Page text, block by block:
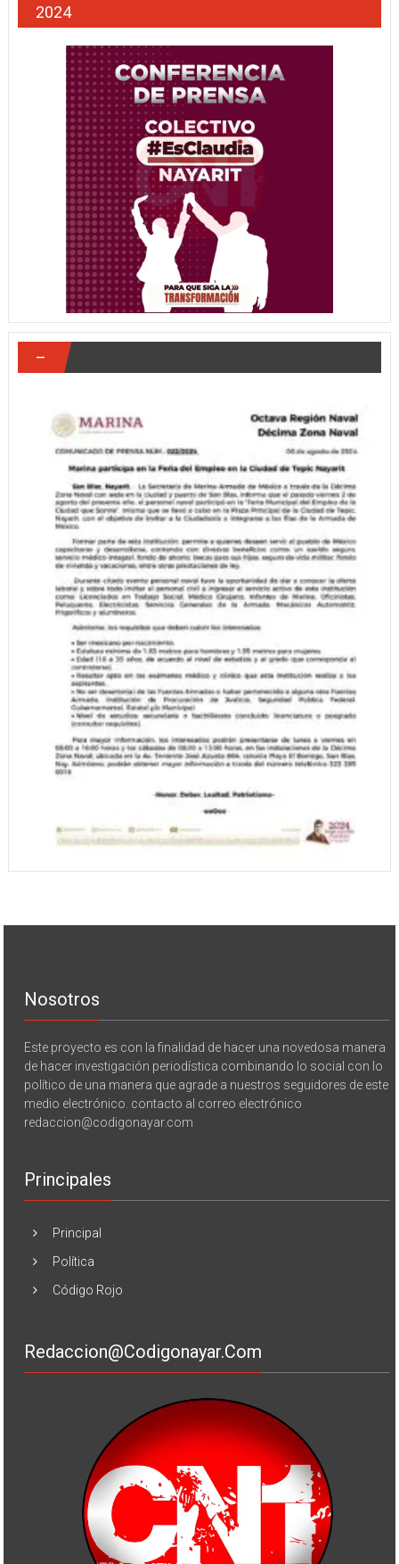
2024
–
Nosotros
Este proyecto es con la finalidad de hacer una novedosa manera
de hacer investigación periodística combinando lo social con lo
político de una manera que agrade a nuestros seguidores de este
medio electrónico. contacto al correo electrónico
redaccion@codigonayar.com
Principales
Principal
Política
Código Rojo
Redaccion@codigonayar.com